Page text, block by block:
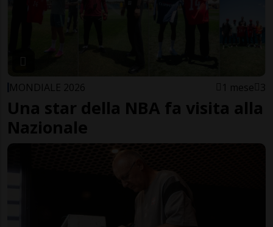
MONDIALE 2026 1 mese 3
Una star della NBA fa visita alla
Nazionale